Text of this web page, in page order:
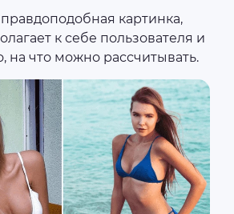
картинка,
к себе пользователя и
на что можно рассчитывать.